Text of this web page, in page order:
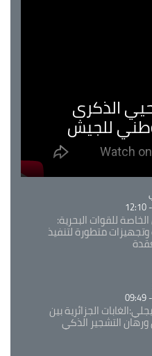
الذكرى
للجيش
للقوات البحرية:
متطورة لتنفيذ
الجزائرية بين
التشجير الذكي